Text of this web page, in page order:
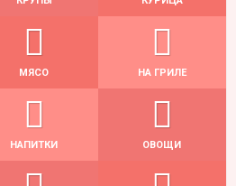
МЯСО НА ГРИЛЕ
НАПИТКИ ОВОЩИ